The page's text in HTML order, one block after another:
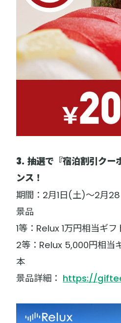
3. 抽選で『宿泊割引クー
ンス！
期間：2月1日(土)～2月
景品
1等：Relux 1万円相当ギ
2等：Relux 5,000円相
本
景品詳細： https://